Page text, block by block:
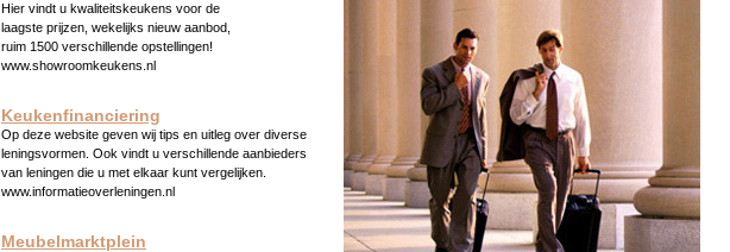
Hier vindt u kwaliteitskeukens voor de
laagste prijzen, wekelijks nieuw aanbod,
ruim 1500 verschillende opstellingen!
www.showroomkeukens.nl
Keukenfinanciering
Op deze website geven wij tips en uitleg over diverse
leningsvormen. Ook vindt u verschillende aanbieders
van leningen die u met elkaar kunt vergelijken.
www.informatieoverleningen.nl
Meubelmarktplein